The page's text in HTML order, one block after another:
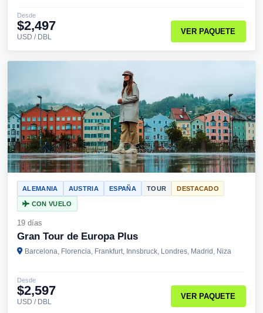
Desde
$2,497
USD / DBL
VER PAQUETE
ALEMANIA AUSTRIA ESPAÑA TOUR DESTACADO
CON VUELO
19 días
Gran Tour de Europa Plus
Barcelona, Florencia, Frankfurt, Innsbruck, Londres, Madrid, Niza
Desde
$2,597
USD / DBL
VER PAQUETE